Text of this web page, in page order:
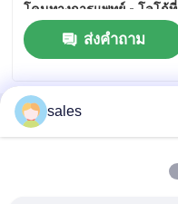
บ้าน
ผลิตภัณฑ์
โคนทางการแพทย์ - โลโก้ที่
กำหนดเอง
ส่งคำถาม
บ้าน
แผนผังเว็บไซต์
sales